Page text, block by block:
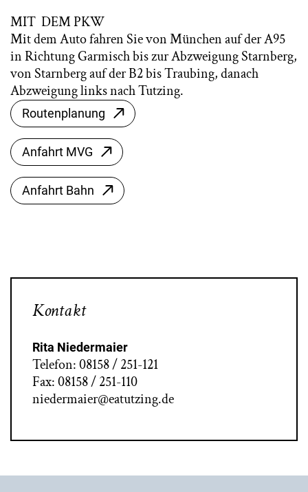
MIT DEM PKW
Mit dem Auto fahren Sie von München auf der A95
in Richtung Garmisch bis zur Abzweigung Starnberg,
von Starnberg auf der B2 bis Traubing, danach
Abzweigung links nach Tutzing.
Routenplanung
Anfahrt MVG
Anfahrt Bahn
Kontakt
Rita Niedermaier
Telefon: 08158 / 251-121
Fax: 08158 / 251-110
niedermaier@eatutzing.de